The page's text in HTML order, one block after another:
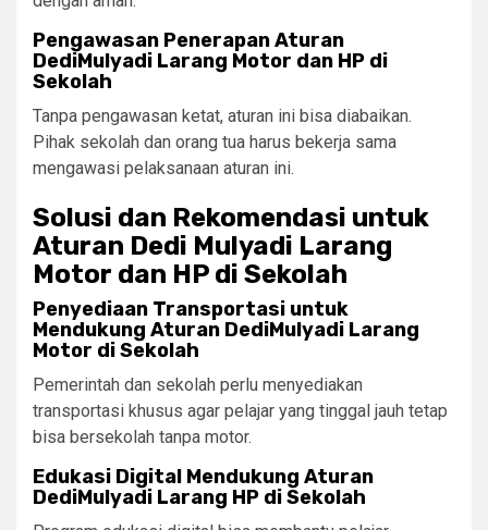
Pengawasan Penerapan Aturan
DediMulyadi Larang Motor dan HP di
Sekolah
Tanpa pengawasan ketat, aturan ini bisa diabaikan.
Pihak sekolah dan orang tua harus bekerja sama
mengawasi pelaksanaan aturan ini.
Solusi dan Rekomendasi untuk
Aturan Dedi Mulyadi Larang
Motor dan HP di Sekolah
Penyediaan Transportasi untuk
Mendukung Aturan DediMulyadi Larang
Motor di Sekolah
Pemerintah dan sekolah perlu menyediakan
transportasi khusus agar pelajar yang tinggal jauh tetap
bisa bersekolah tanpa motor.
Edukasi Digital Mendukung Aturan
DediMulyadi Larang HP di Sekolah